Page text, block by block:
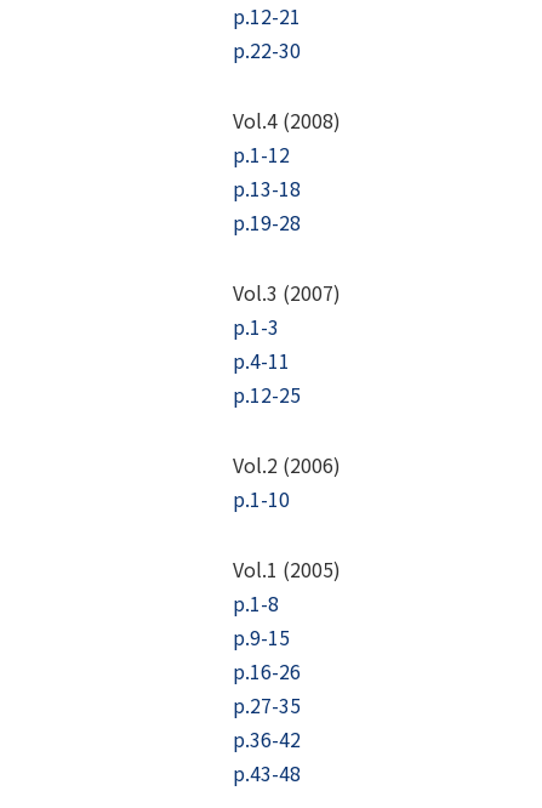
p.12-21
p.22-30
Vol.4 (2008)
p.1-12
p.13-18
p.19-28
Vol.3 (2007)
p.1-3
p.4-11
p.12-25
Vol.2 (2006)
p.1-10
Vol.1 (2005)
p.1-8
p.9-15
p.16-26
p.27-35
p.36-42
p.43-48